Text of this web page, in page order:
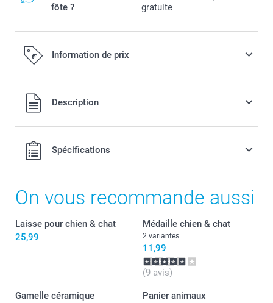
fôte ?
gratuite
Information de prix
Tous les prix sont en EURO (€), TVA incluse et hors frais de
port.
Description
Spécifications
On vous recommande aussi
Laisse pour chien & chat
25,99
Médaille chien & chat
2 variantes
11,99
(9 avis)
Gamelle céramique
Panier animaux